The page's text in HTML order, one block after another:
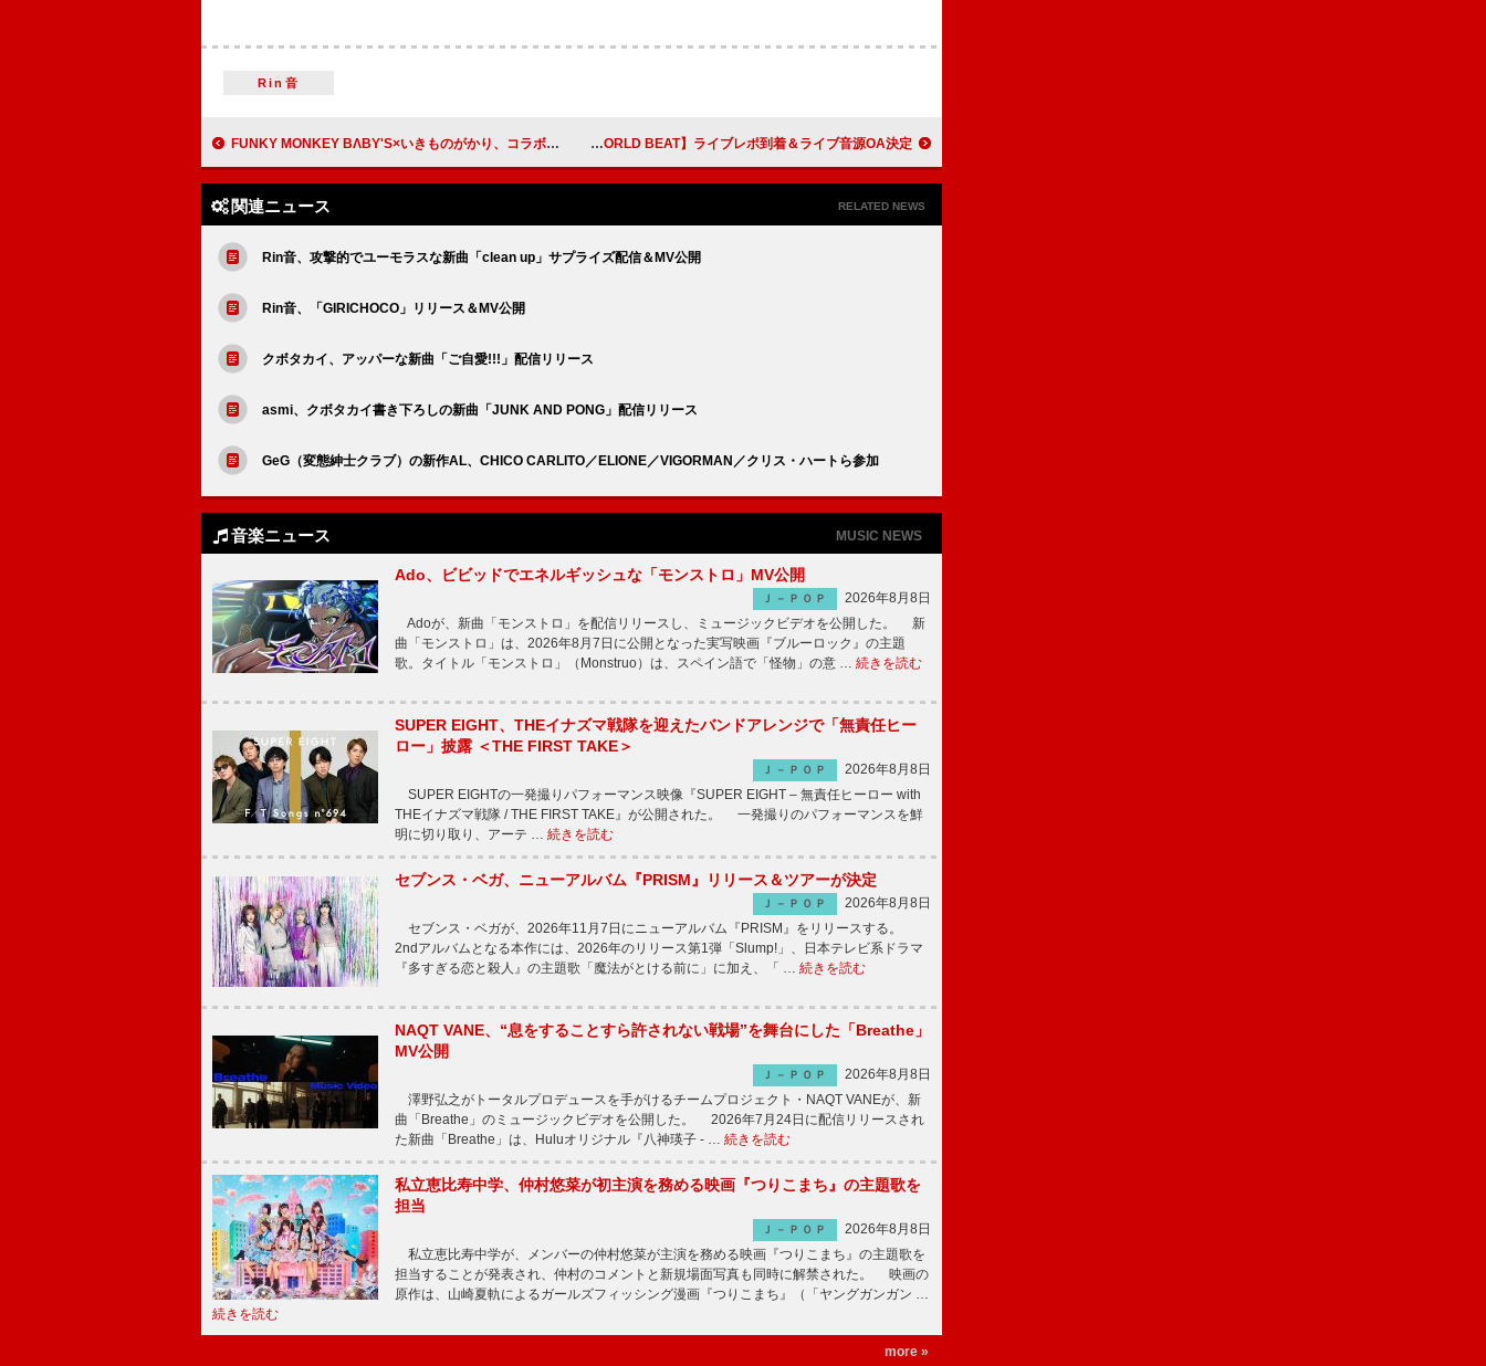
Rin音
FUNKY MONKEY BΛBY'S×いきものがかり、コラボ曲「奇跡じゃない」メイキングムービーを公開 あいみょん／HY／BE:FIRST／マカえん／レミオロメンら9組が出演した【MEET THE WORLD BEAT】ライブレポ到着＆ライブ音源OA決定
関連ニュース RELATED NEWS
Rin音、攻撃的でユーモラスな新曲「clean up」サプライズ配信＆MV公開
Rin音、「GIRICHOCO」リリース＆MV公開
クボタカイ、アッパーな新曲「ご自愛!!!」配信リリース
asmi、クボタカイ書き下ろしの新曲「JUNK AND PONG」配信リリース
GeG（変態紳士クラブ）の新作AL、CHICO CARLITO／ELIONE／VIGORMAN／クリス・ハートら参加
音楽ニュース MUSIC NEWS
Ado、ビビッドでエネルギッシュな「モンストロ」MV公開
Ｊ－ＰＯＰ
2026年8月8日
Adoが、新曲「モンストロ」を配信リリースし、ミュージックビデオを公開した。 新
曲「モンストロ」は、2026年8月7日に公開となった実写映画『ブルーロック』の主題
歌。タイトル「モンストロ」（Monstruo）は、スペイン語で「怪物」の意 … 続きを読む
SUPER EIGHT、THEイナズマ戦隊を迎えたバンドアレンジで「無責任ヒー
ロー」披露 ＜THE FIRST TAKE＞
Ｊ－ＰＯＰ
2026年8月8日
SUPER EIGHTの一発撮りパフォーマンス映像『SUPER EIGHT – 無責任ヒーロー with
THEイナズマ戦隊 / THE FIRST TAKE』が公開された。 一発撮りのパフォーマンスを鮮
明に切り取り、アーテ … 続きを読む
セブンス・ベガ、ニューアルバム『PRISM』リリース＆ツアーが決定
Ｊ－ＰＯＰ
2026年8月8日
セブンス・ベガが、2026年11月7日にニューアルバム『PRISM』をリリースする。
2ndアルバムとなる本作には、2026年のリリース第1弾「Slump!」、日本テレビ系ドラマ
『多すぎる恋と殺人』の主題歌「魔法がとける前に」に加え、「 … 続きを読む
NAQT VANE、“息をすることすら許されない戦場”を舞台にした「Breathe」
MV公開
Ｊ－ＰＯＰ
2026年8月8日
澤野弘之がトータルプロデュースを手がけるチームプロジェクト・NAQT VANEが、新
曲「Breathe」のミュージックビデオを公開した。 2026年7月24日に配信リリースされ
た新曲「Breathe」は、Huluオリジナル『八神瑛子 - … 続きを読む
私立恵比寿中学、仲村悠菜が初主演を務める映画『つりこまち』の主題歌を
担当
Ｊ－ＰＯＰ
2026年8月8日
私立恵比寿中学が、メンバーの仲村悠菜が主演を務める映画『つりこまち』の主題歌を
担当することが発表され、仲村のコメントと新規場面写真も同時に解禁された。 映画の
原作は、山崎夏軌によるガールズフィッシング漫画『つりこまち』（「ヤングガンガン …
続きを読む
more »